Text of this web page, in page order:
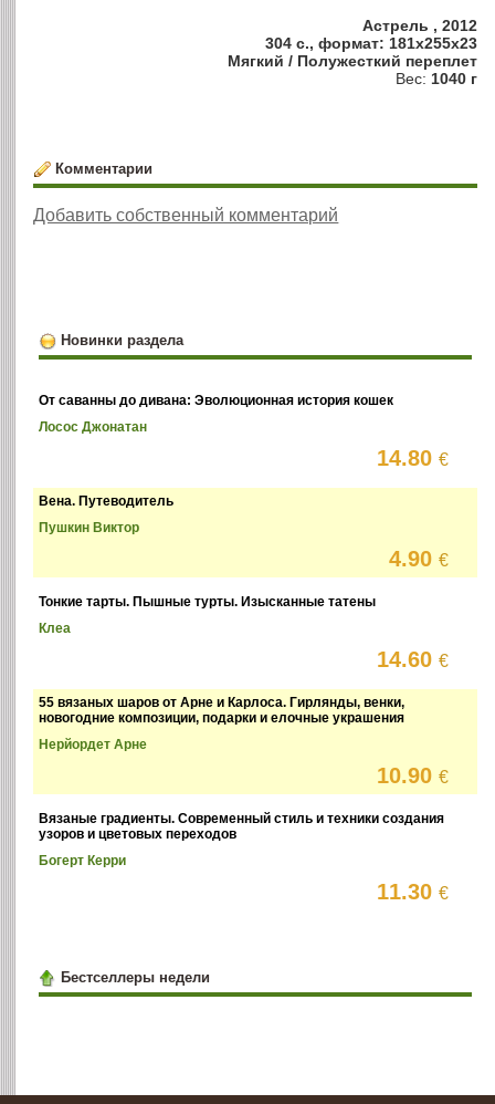
Астрель , 2012
304 с., формат: 181x255x23
Мягкий / Полужесткий переплет
Вес: 1040 г
Комментарии
Добавить собственный комментарий
Новинки раздела
От саванны до дивана: Эволюционная история кошек
Лосос Джонатан
14.80€
Вена. Путеводитель
Пушкин Виктор
4.90€
Тонкие тарты. Пышные турты. Изысканные татены
Клеа
14.60€
55 вязаных шаров от Арне и Карлоса. Гирлянды, венки,
новогодние композиции, подарки и елочные украшения
Нерйордет Арне
10.90€
Вязаные градиенты. Современный стиль и техники создания
узоров и цветовых переходов
Богерт Керри
11.30€
Бестселлеры недели